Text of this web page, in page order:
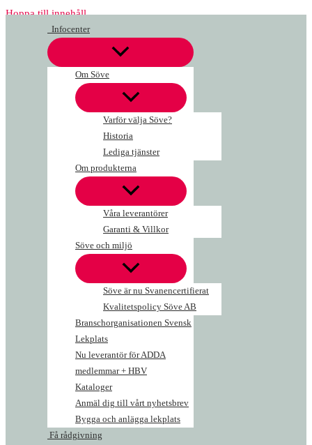
Hoppa till innehåll
Infocenter
Om Söve
Varför välja Söve?
Historia
Lediga tjänster
Om produkterna
Våra leverantörer
Garanti & Villkor
Söve och miljö
Söve är nu Svanencertifierat
Kvalitetspolicy Söve AB
Branschorganisationen Svensk
Lekplats
Nu leverantör för ADDA
medlemmar + HBV
Kataloger
Anmäl dig till vårt nyhetsbrev
Bygga och anlägga lekplats
Få rådgivning